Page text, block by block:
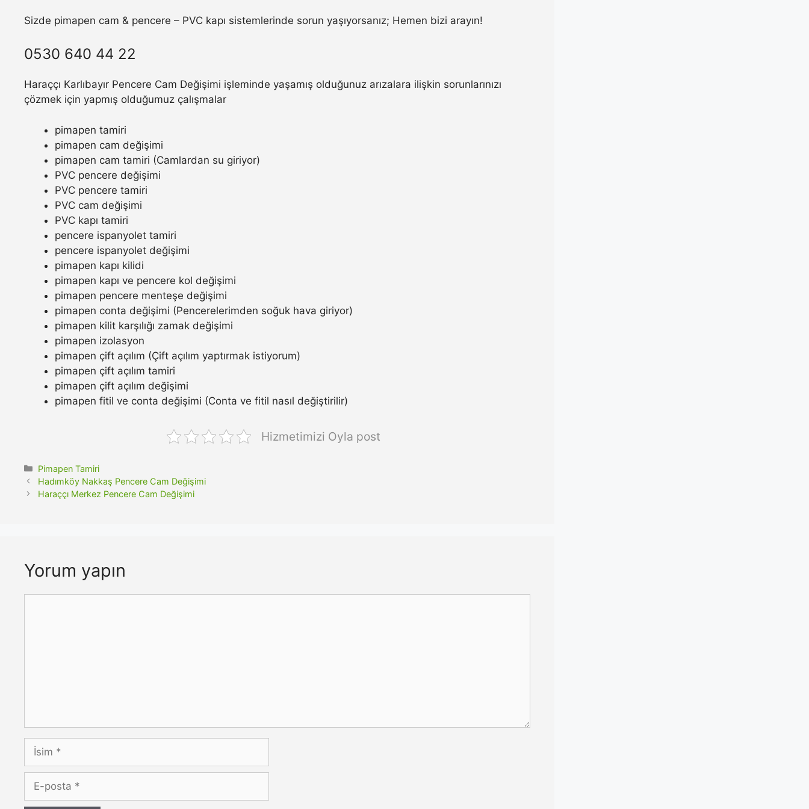
Sizde pimapen cam & pencere – PVC kapı sistemlerinde sorun yaşıyorsanız; Hemen bizi arayın!
0530 640 44 22
Haraççı Karlıbayır Pencere Cam Değişimi işleminde yaşamış olduğunuz arızalara ilişkin sorunlarınızı
çözmek için yapmış olduğumuz çalışmalar
pimapen tamiri
pimapen cam değişimi
pimapen cam tamiri (Camlardan su giriyor)
PVC pencere değişimi
PVC pencere tamiri
PVC cam değişimi
PVC kapı tamiri
pencere ispanyolet tamiri
pencere ispanyolet değişimi
pimapen kapı kilidi
pimapen kapı ve pencere kol değişimi
pimapen pencere menteşe değişimi
pimapen conta değişimi (Pencerelerimden soğuk hava giriyor)
pimapen kilit karşılığı zamak değişimi
pimapen izolasyon
pimapen çift açılım (Çift açılım yaptırmak istiyorum)
pimapen çift açılım tamiri
pimapen çift açılım değişimi
pimapen fitil ve conta değişimi (Conta ve fitil nasıl değiştirilir)
Hizmetimizi Oyla post
Kategoriler
Pimapen Tamiri
Hadımköy Nakkaş Pencere Cam Değişimi
Haraççı Merkez Pencere Cam Değişimi
Yorum yapın
İsim
posta